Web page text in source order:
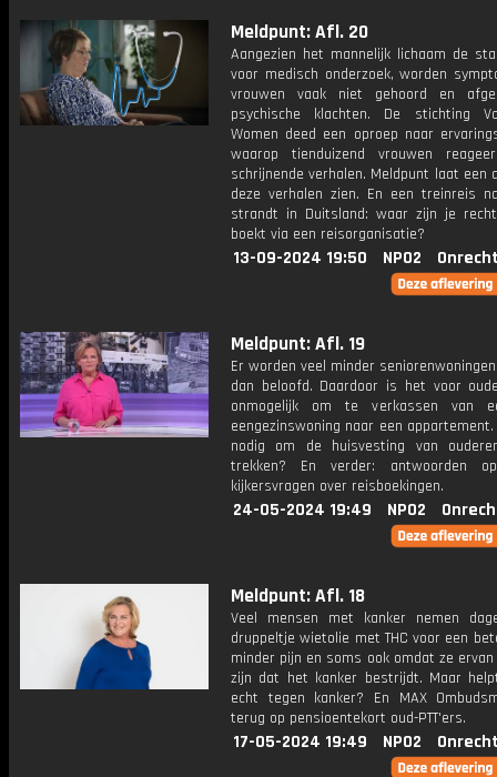
Meldpunt: Afl. 20
Aangezien het mannelijk lichaam de
voor medisch onderzoek, worden
vrouwen vaak niet gehoord en
psychische klachten. De stichting
Women deed een oproep naar
waarop tienduizend vrouwen
schrijnende verhalen. Meldpunt laat een
deze verhalen zien. En een treinreis
strandt in Duitsland: waar zijn je
boekt via een reisorganisatie?
13-09-2024 19:50 NPO2
Meldpunt: Afl. 19
Er worden veel minder
dan beloofd. Daardoor is het voor
onmogelijk om te verkassen van
eengezinswoning naar een
nodig om de huisvesting van
trekken? En verder: antwoorden
kijkersvragen over reisboekingen.
24-05-2024 19:49 NPO2
Meldpunt: Afl. 18
Veel mensen met kanker nemen
druppeltje wietolie met THC voor een
minder pijn en soms ook omdat ze
zijn dat het kanker bestrijdt. Maar
echt tegen kanker? En MAX
terug op pensioentekort oud-PTT'ers.
17-05-2024 19:49 NPO2